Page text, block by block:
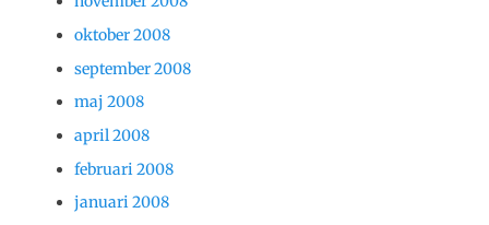
oktober 2008
september 2008
maj 2008
april 2008
februari 2008
januari 2008